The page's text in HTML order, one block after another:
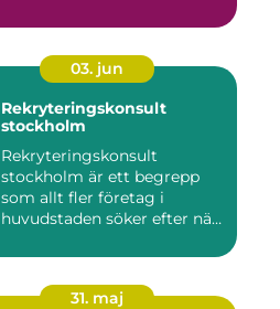
03. jun
Rekryteringskonsult
stockholm
Rekryteringskonsult
stockholm är ett begrepp
som allt fler företag i
huvudstaden söker efter när
31. maj